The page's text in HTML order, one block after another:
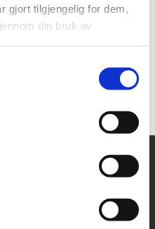
gjort tilgjengelig for dem,
din bruk av
- Understanding